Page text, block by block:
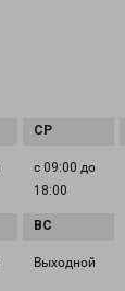
с 09:00 до
18:00
Выходной